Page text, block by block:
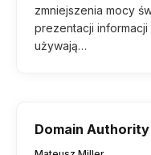
zmniejszenia mocy
prezentacji
używają…
Domain Authority